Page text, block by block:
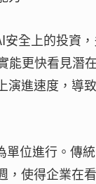
全上的投資
更快看見潛
進速度，導
位進行。傳
使得企業在